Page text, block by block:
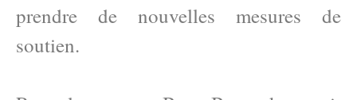
prendre de nouvelles mesures de
soutien.